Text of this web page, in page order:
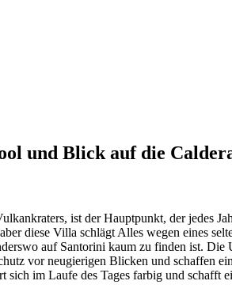
und Blick auf die
ist der Hauptpunkt, der jedes
diese Villa schlägt Alles wegen eines
auf Santorini kaum zu finden ist.
vor neugierigen Blicken und schaffen
sich im Laufe des Tages farbig und schafft